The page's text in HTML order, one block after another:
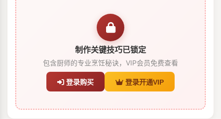
制作关键技巧已锁定
包含厨师的专业烹饪秘诀，VIP会员免费查看
登录购买 登录开通VIP